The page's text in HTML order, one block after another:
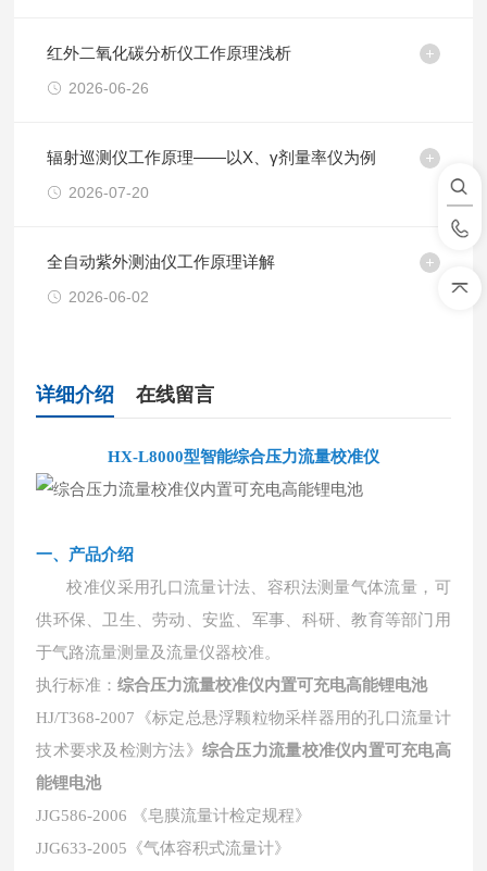
红外二氧化碳分析仪工作原理浅析
2026-06-26
辐射巡测仪工作原理——以X、γ剂量率仪为例
2026-07-20
全自动紫外测油仪工作原理详解
2026-06-02
详细介绍 在线留言
HX-L8000型智能综合压力流量校准仪
一、产品介绍
校准仪采用孔口流量计法、容积法测量气体流量，可
供环保、卫生、劳动、安监、军事、科研、教育等部门用
于气路流量测量及流量仪器校准。
执行标准：综合压力流量校准仪内置可充电高能锂电池
HJ/T368-2007《标定总悬浮颗粒物采样器用的孔口流量计
技术要求及检测方法》 综合压力流量校准仪内置可充电高
能锂电池
JJG586-2006 《皂膜流量计检定规程》
JJG633-2005《气体容积式流量计》